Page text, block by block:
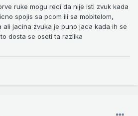
ruke mogu reci da nije isti zvuk kada
spojis sa pcom ili sa mobitelom,
ali jacina zvuka je puno jaca kada ih se
dosta se oseti ta razlika